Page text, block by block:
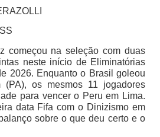
começou na seleção com duas
neste início de Eliminatórias
2026. Enquanto o Brasil goleou
os mesmos 11 jogadores
para vencer o Peru em Lima.
data Fifa com o Dinizismo em
sobre o que deu certo e o